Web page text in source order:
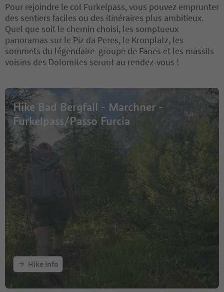
Pour rejoindre le col Furkelpass, vous pouvez emprunter
des sentiers faciles ou des itinéraires plus ambitieux.
Quel que soit le chemin choisi, les somptueux
panoramas sur le Piz da Peres, le Kronplatz, les
sommets du légendaire groupe de Fanes et les massifs
voisins des Dolomites seront au rendez-vous !
Hike Bad Bergfall - Marchner -
Furkelpass/Passo Furcia
Hike info